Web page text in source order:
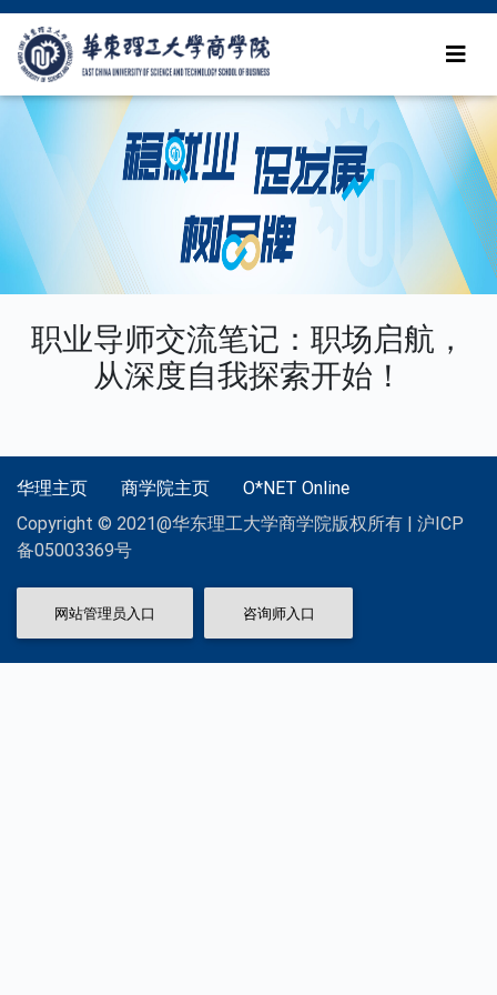
职业导师交流笔记：职场启航，
从深度自我探索开始！
华理主页 商学院主页
O*NET Online
Copyright © 2021@华东理工大学商学院版权所有 | 沪ICP
备05003369号
网站管理员入口 咨询师入口